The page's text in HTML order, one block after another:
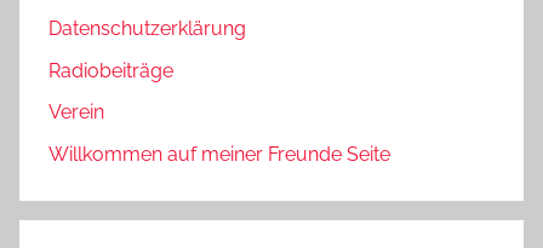
Datenschutzerklärung
Radiobeiträge
Verein
Willkommen auf meiner Freunde Seite